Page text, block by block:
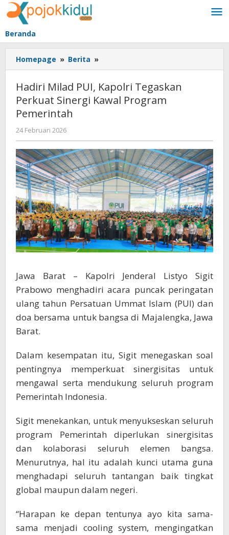
Lewati
ke
konten
Beranda
Homepage » Berita »
Milad
Kapolri
Tegaskan
Program
Pemerintah
Hadiri Milad PUI, Kapolri Tegaskan
Perkuat Sinergi Kawal Program
Pemerintah
24 Februari 2026
BangAdmin
Jawa Barat – Kapolri Jenderal Listyo Sigit
Prabowo menghadiri acara puncak peringatan
ulang tahun Persatuan Ummat Islam (PUI) dan
doa bersama untuk bangsa di Majalengka, Jawa
Barat.
Dalam kesempatan itu, Sigit menegaskan soal
pentingnya memperkuat sinergisitas untuk
mengawal serta mendukung seluruh program
Pemerintah Indonesia.
Sigit menekankan, untuk menyukseskan seluruh
program Pemerintah diperlukan sinergisitas
dan kolaborasi seluruh elemen bangsa.
Menurutnya, hal itu adalah kunci utama guna
menghadapi seluruh tantangan baik tingkat
global maupun dalam negeri.
“Harapan ke depan tentunya ayo kita sama-
sama menjadi cooling system, mengingatkan